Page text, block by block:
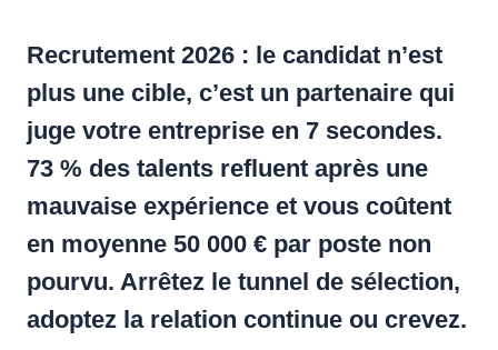
Recrutement 2026 : le candidat n’est
plus une cible, c’est un partenaire qui
juge votre entreprise en 7 secondes.
73 % des talents refluent après une
mauvaise expérience et vous coûtent
en moyenne 50 000 € par poste non
pourvu. Arrêtez le tunnel de sélection,
adoptez la relation continue ou crevez.